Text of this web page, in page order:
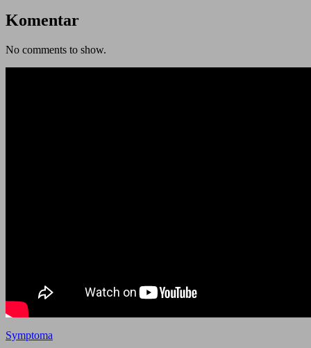
Komentar
No comments to show.
Symptoma